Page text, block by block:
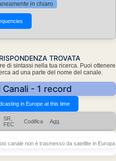
in chiaro
TROVATA
di sintassi nella tua ricerca. Puoi ottenere
ad una parte del nome del canale.
- 1 record
SR,
FEC
Codifica Agg.
canale non è trasmesso da satellite in Europa